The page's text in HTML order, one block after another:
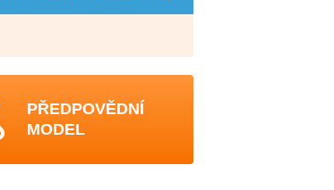
PŘEDPOVĚDNÍ
MODEL